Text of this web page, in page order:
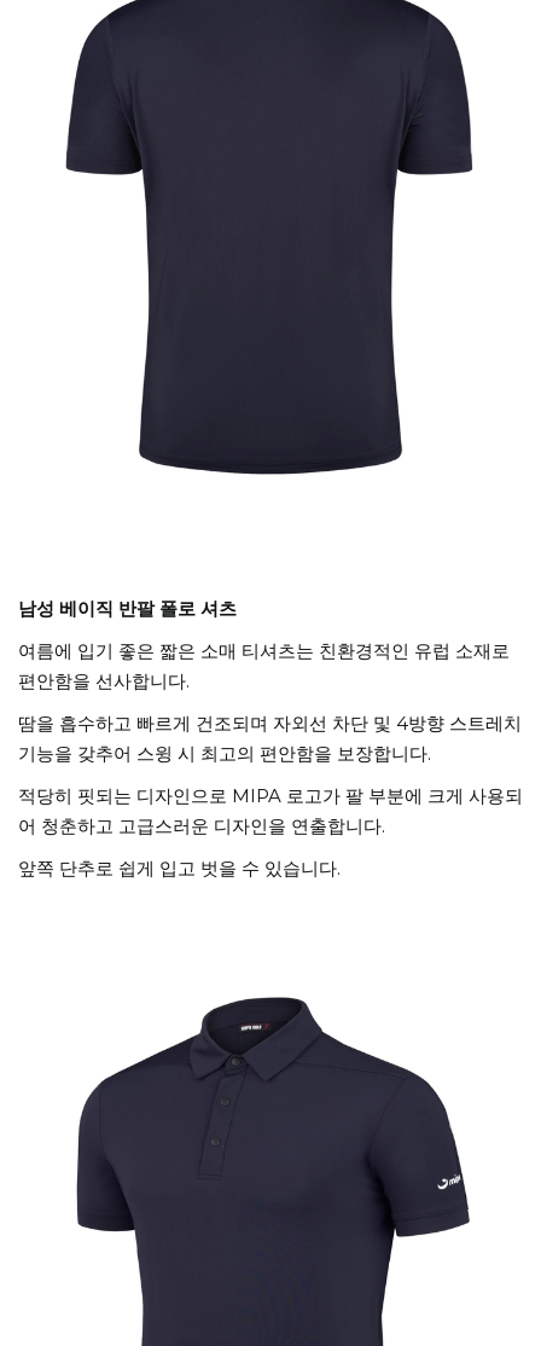
남성 베이직 반팔 폴로 셔츠
여름에 입기 좋은 짧은 소매 티셔츠는 친환경적인 유럽 소재로
편안함을 선사합니다.
땀을 흡수하고 빠르게 건조되며 자외선 차단 및 4방향 스트레치
기능을 갖추어 스윙 시 최고의 편안함을 보장합니다.
적당히 핏되는 디자인으로 MIPA 로고가 팔 부분에 크게 사용되
어 청춘하고 고급스러운 디자인을 연출합니다.
앞쪽 단추로 쉽게 입고 벗을 수 있습니다.